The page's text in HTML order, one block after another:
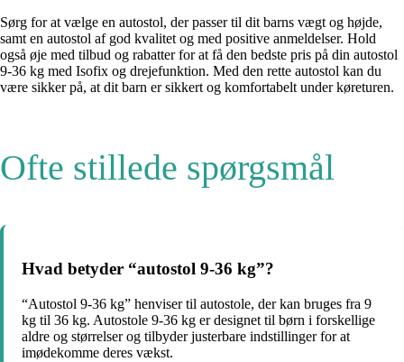
Sørg for at vælge en autostol, der passer til dit barns vægt og højde,
samt en autostol af god kvalitet og med positive anmeldelser. Hold
også øje med tilbud og rabatter for at få den bedste pris på din autostol
9-36 kg med Isofix og drejefunktion. Med den rette autostol kan du
være sikker på, at dit barn er sikkert og komfortabelt under køreturen.
Ofte stillede spørgsmål
Hvad betyder “autostol 9-36 kg”?
“Autostol 9-36 kg” henviser til autostole, der kan bruges fra 9
kg til 36 kg. Autostole 9-36 kg er designet til børn i forskellige
aldre og størrelser og tilbyder justerbare indstillinger for at
imødekomme deres vækst.